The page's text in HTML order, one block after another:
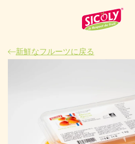
新鮮なフルーツに戻る